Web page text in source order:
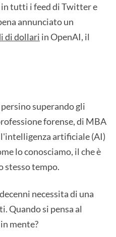
in tutti i feed di Twitter e
annunciato un
di dollari in OpenAI, il
superando gli
forense, di MBA
l'intelligenza artificiale (AI)
lo conosciamo, il che è
stesso tempo.
necessita di una
Quando si pensa al
mente?